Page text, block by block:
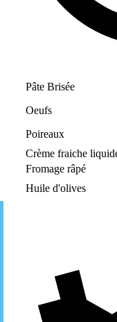
Pâte Brisée
Oeufs
Poireaux
Crème fraiche
Fromage râpé
Huile d'olives